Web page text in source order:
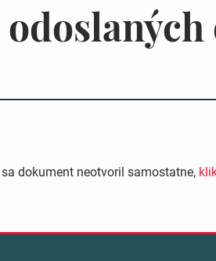
dokument neotvoril samostatne,